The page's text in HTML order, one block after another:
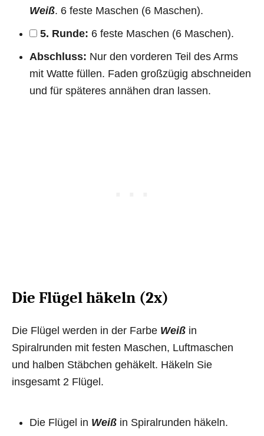
Weiß. 6 feste Maschen (6 Maschen).
5. Runde: 6 feste Maschen (6 Maschen).
Abschluss: Nur den vorderen Teil des Arms
mit Watte füllen. Faden großzügig abschneiden
und für späteres annähen dran lassen.
Die Flügel häkeln (2x)
Die Flügel werden in der Farbe Weiß in
Spiralrunden mit festen Maschen, Luftmaschen
und halben Stäbchen gehäkelt. Häkeln Sie
insgesamt 2 Flügel.
Die Flügel in Weiß in Spiralrunden häkeln.